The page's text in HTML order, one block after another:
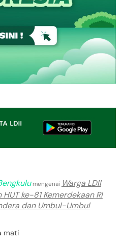
mengenai Warga LDII
ke-81 Kemerdekaan RI
dan Umbul-Umbul
mati